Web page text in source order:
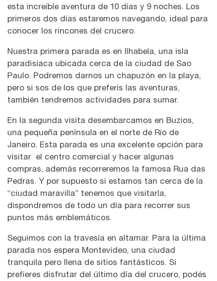
esta increíble aventura de 10 días y 9 noches. Los
primeros dos días estaremos navegando, ideal para
conocer los rincones del crucero.
Nuestra primera parada es en Ilhabela, una isla
paradisíaca ubicada cerca de la ciudad de Sao
Paulo. Podremos darnos un chapuzón en la playa,
pero si sos de los que preferís las aventuras,
también tendremos actividades para sumar.
En la segunda visita desembarcamos en Buzios,
una pequeña península en el norte de Río de
Janeiro. Esta parada es una excelente opción para
visitar el centro comercial y hacer algunas
compras, además recorreremos la famosa Rua das
Pedras. Y por supuesto si estamos tan cerca de la
“ciudad maravilla” tenemos que visitarla,
dispondremos de todo un día para recorrer sus
puntos más emblemáticos.
Seguimos con la travesía en altamar. Para la última
parada nos espera Montevideo, una ciudad
tranquila pero llena de sitios fantásticos. Si
prefieres disfrutar del último día del crucero, podés